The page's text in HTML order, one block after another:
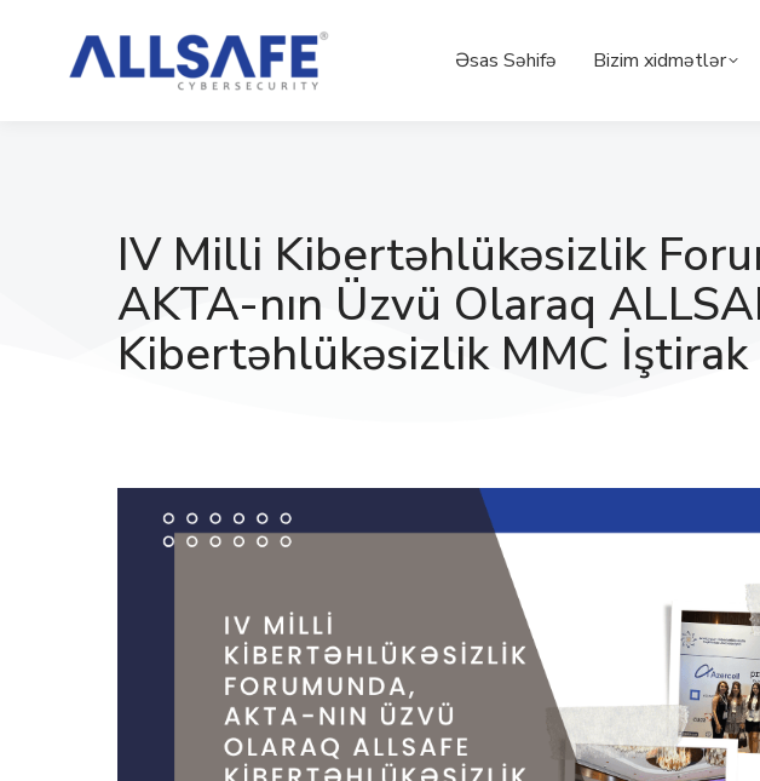
Əsas Səhifə Bizim xidmətlər
IV Milli Kibertəhlükəsizlik
AKTA-nın Üzvü Olaraq
Kibertəhlükəsizlik MMC